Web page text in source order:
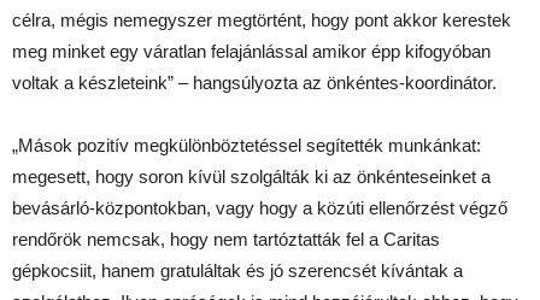
célra, mégis nemegyszer megtörtént, hogy pont akkor kerestek
meg minket egy váratlan felajánlással amikor épp kifogyóban
voltak a készleteink” – hangsúlyozta az önkéntes-koordinátor.
„Mások pozitív megkülönböztetéssel segítették munkánkat:
megesett, hogy soron kívül szolgálták ki az önkénteseinket a
bevásárló-központokban, vagy hogy a közúti ellenőrzést végző
rendőrök nemcsak, hogy nem tartóztatták fel a Caritas
gépkocsiit, hanem gratuláltak és jó szerencsét kívántak a